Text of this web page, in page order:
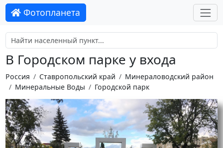
Фотопланета
В Городском парке у входа
Россия Ставропольский край
Минераловодский район
Минеральные Воды
Городской парк